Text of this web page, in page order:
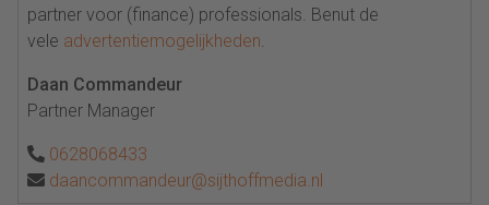
partner voor (finance) professionals. Benut de
vele advertentiemogelijkheden.
Daan Commandeur
Partner Manager
0628068433
daancommandeur@sijthoffmedia.nl